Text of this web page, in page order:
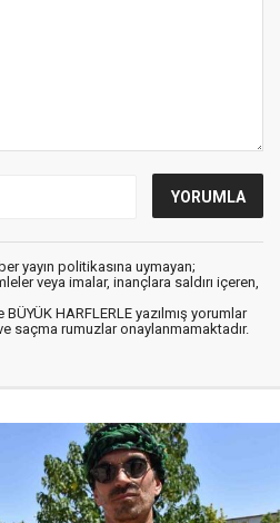
yayın politikasına uymayan;
veya imalar, inançlara saldırı içeren,
HARFLERLE yazılmış yorumlar
saçma rumuzlar onaylanmamaktadır.